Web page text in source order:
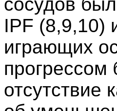
IPF (8,9,10)
играющих
прогрессом
отсутствие